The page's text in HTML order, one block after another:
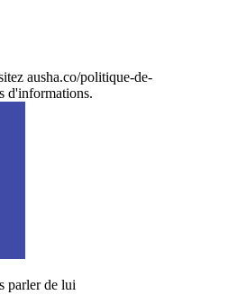
ausha.co/politique-de-
d'informations.
parler de lui